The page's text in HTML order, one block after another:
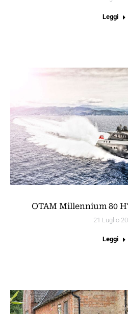
Leggi
OTAM Millennium 80
21 Luglio
Leggi